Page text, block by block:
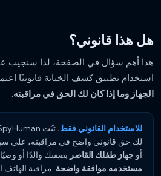
هل هذا قانوني؟
هذا أهم سؤال في الصفحة، لذا سنجيب
استخدام تطبيق كشف الخيانة قانونيًا
الجهاز وما إذا كان لك الحق في مراقبته.
للاستخدام القانوني فقط.
لك حق قانوني واضح في مراقبته، على
أو جهاز طفلك القاصر بصفتك والدًا أو
مستخدمه موافقة واضحة . مراقبة